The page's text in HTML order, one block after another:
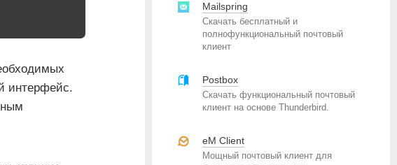
интерфейс.
Mailspring
Скачать бесплатный и
полнофункциональный почтовый
клиент
Postbox
Скачать функциональный почтовый
клиент на основе Thunderbird.
eM Client
Мощный почтовый клиент для